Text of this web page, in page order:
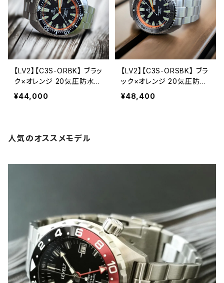
【LV2】【C3S-ORBK】 ブラッ
ク×オレンジ 20気圧防水
機械式/自動巻き SEIKO N
H36A ムーブメント搭載 サ
ズウォッチ LEVEL7
¥44,000
【LV2】【C3S-ORSBK】 ブラ
ック×オレンジ 20気圧防水
機械式/自動巻き SEIKO N
H36A ムーブメント搭載 サ
¥48,400
人気のオススメモデル